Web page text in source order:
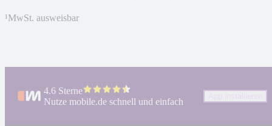
¹MwSt. ausweisbar
4.6 Sterne
Nutze mobile.de schnell und einfach